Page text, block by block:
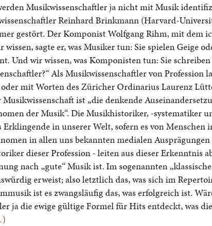
Musikwissenschaftler ja nicht mit Musik
Reinhard Brinkmann (Harvard-
gestört. Der Komponist Wolfgang Rihm, mit dem
wissen, sagte er, was Musiker tun: Sie spielen Geige
Und wir wissen, was Komponisten tun: Sie
Als Musikwissenschaftler von Profession
mit Worten des Züricher Ordinarius Laurenz
Musikwissenschaft ist „die denkende
der Musik“. Die Musikhistoriker, -systematiker
Erklingende in unserer Welt, sofern es von Menschen
in allen uns bekannten medialen
dieser Profession - leiten aus dieser Erkenntnis
nach „gute“ Musik ist. Im sogenannten
erweist; also letztlich das, was sich im
ist es zwangsläufig das, was erfolgreich ist.
ja die ewige gültige Formel für Hits entdeckt, was